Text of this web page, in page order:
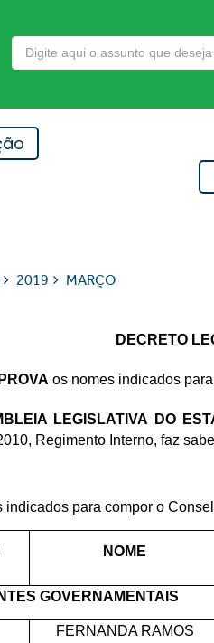
2019 MARÇO
DECRETO
os nomes indicados
LEGISLATIVA DO
Regimento Interno, faz
indicados para compor o
NOME
GOVERNAMENTAIS
FERNANDA RAMOS